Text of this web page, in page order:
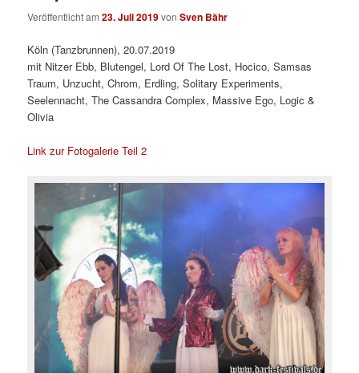
Veröffentlicht am23. Juli 2019vonSven Bähr
Köln (Tanzbrunnen), 20.07.2019
mit Nitzer Ebb, Blutengel, Lord Of The Lost, Hocico, Samsas
Traum, Unzucht, Chrom, Erdling, Solitary Experiments,
Seelennacht, The Cassandra Complex, Massive Ego, Logic &
Olivia
Link zur Fotogalerie Teil 2